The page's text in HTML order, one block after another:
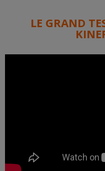
LE GRAND